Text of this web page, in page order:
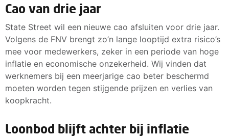
Cao van drie jaar
State Street wil een nieuwe cao afsluiten voor drie jaar.
Volgens de FNV brengt zo’n lange looptijd extra risico’s
mee voor medewerkers, zeker in een periode van hoge
inflatie en economische onzekerheid. Wij vinden dat
werknemers bij een meerjarige cao beter beschermd
moeten worden tegen stijgende prijzen en verlies van
koopkracht.
Loonbod blijft achter bij inflatie